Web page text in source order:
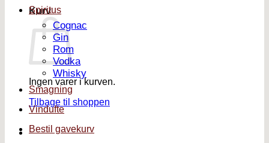
Kurv
Ingen varer i kurven.
Tilbage til shoppen
Spiritus
Cognac
Gin
Rom
Vodka
Whisky
Smagning
Vindufte
Bestil gavekurv